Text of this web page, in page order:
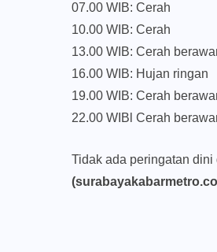
07.00 WIB: Cerah
10.00 WIB: Cerah
13.00 WIB: Cerah
16.00 WIB: Hujan ringan
19.00 WIB: Cerah
22.00 WIBl Cerah
Tidak ada peringatan